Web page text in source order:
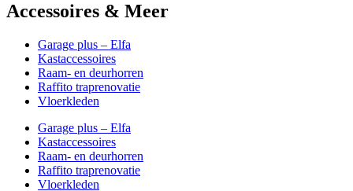
Accessoires & Meer
Garage plus – Elfa
Kastaccessoires
Raam- en deurhorren
Raffito traprenovatie
Vloerkleden
Garage plus – Elfa
Kastaccessoires
Raam- en deurhorren
Raffito traprenovatie
Vloerkleden